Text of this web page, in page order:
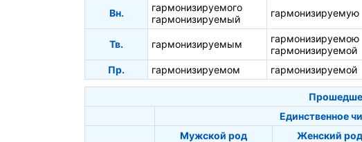
Вн.
гармонизируемого
гармонизируемый
гармонизируемую
Тв. гармонизируемым
гармонизируемою
гармонизируемой
Пр. гармонизируемом гармонизируемой
Единственное
Мужской род
Женский род